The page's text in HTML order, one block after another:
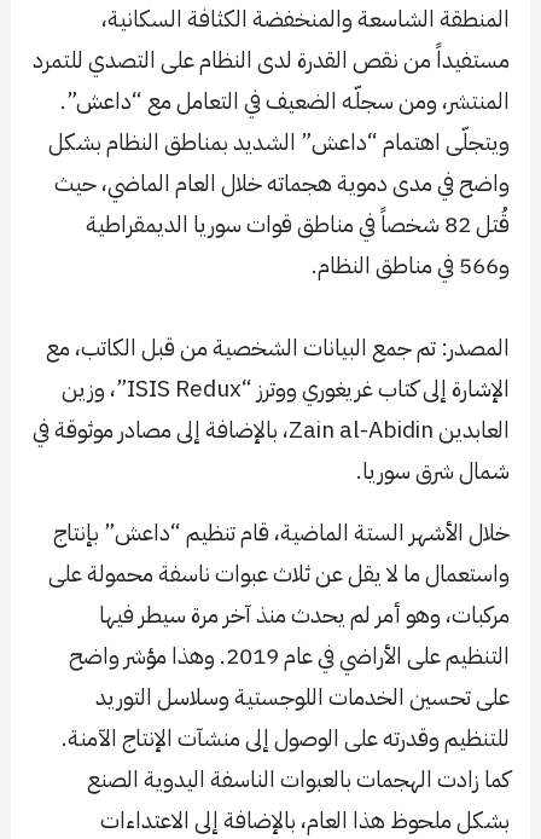
المنطقة الشاسعة والمنخفضة الكثافة السكانية،
مستفيداً من نقص القدرة لدى النظام على التصدي للتمرد
المنتشر، ومن سجلّه الضعيف في التعامل مع “داعش”.
ويتجلّى اهتمام “داعش” الشديد بمناطق النظام بشكل
واضح في مدى دموية هجماته خلال العام الماضي، حيث
قُتل 82 شخصاً في مناطق قوات سوريا الديمقراطية
و566 في مناطق النظام.
المصدر: تم جمع البيانات الشخصية من قبل الكاتب، مع
الإشارة إلى كتاب غريغوري ووترز “ISIS Redux”، وزين
العابدين Zain al-Abidin، بالإضافة إلى مصادر موثوقة في
شمال شرق سوريا.
خلال الأشهر الستة الماضية، قام تنظيم “داعش” بإنتاج
واستعمال ما لا يقل عن ثلاث عبوات ناسفة محمولة على
مركبات، وهو أمر لم يحدث منذ آخر مرة سيطر فيها
التنظيم على الأراضي في عام 2019. وهذا مؤشر واضح
على تحسين الخدمات اللوجستية وسلاسل التوريد
للتنظيم وقدرته على الوصول إلى منشآت الإنتاج الآمنة.
كما زادت الهجمات بالعبوات الناسفة اليدوية الصنع
بشكل ملحوظ هذا العام، بالإضافة إلى الاعتداءات